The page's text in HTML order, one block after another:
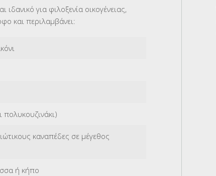
για φιλοξενία οικογένειας,
και περιλαμβάνει:
καναπέδες σε μέγεθος
ή κήπο